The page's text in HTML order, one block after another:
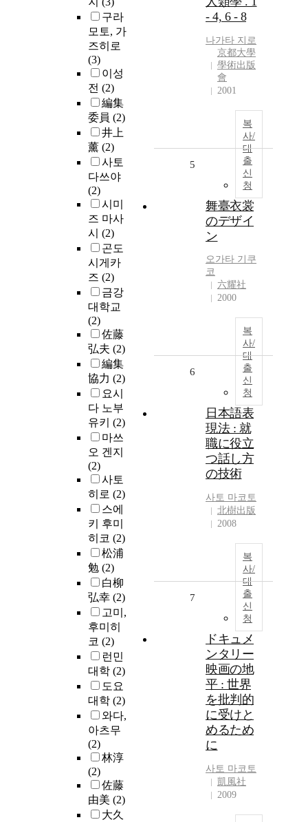
구라
모토, 가
즈히로
(3)
이성
전 (2)
編集
委員 (2)
井上
薰 (2)
사토
다쓰야
(2)
시미
즈 마사
시 (2)
곤도
시게카
즈 (2)
금강
대학교
(2)
佐藤
弘夫 (2)
編集
協力 (2)
요시
다 노부
유키 (2)
마쓰
오 겐지
(2)
사토
히로 (2)
스에
키 후미
히코 (2)
松浦
勉 (2)
白柳
弘幸 (2)
고미,
후미히
코 (2)
런민
대학 (2)
도요
대학 (2)
와다,
아츠무
(2)
林淳
(2)
佐藤
由美 (2)
大久
- 4, 6 - 8
나가타 지로
京都大學
學術出版
會
2001
복
사/
대
출
신
청
5
舞臺衣裳
のデザイ
ン
오가타 기쿠
코
六耀社
2000
복
사/
대
출
신
청
6
日本語表
現法 : 就
職に役立
つ話し方
の技術
사토 마코토
北樹出版
2008
복
사/
대
출
신
청
7
ドキュメ
ンタリー
映画の地
平 : 世界
を批判的
に受けと
めるため
に
사토 마코토
凱風社
2009